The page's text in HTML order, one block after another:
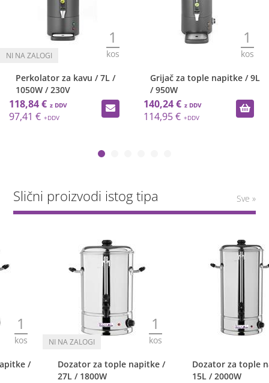
1
kos
Perkolator za kavu / 7L /
1050W / 230V
118,84 €
97,41 €
1
kos
Grijač za tople napitke / 9L
/ 950W
140,24 €
114,95 €
Slični proizvodi istog tipa Sve »
1
Dozator za tople napitke /
27L / 1800W
1
Dozator za tople napitke /
15L / 2000W